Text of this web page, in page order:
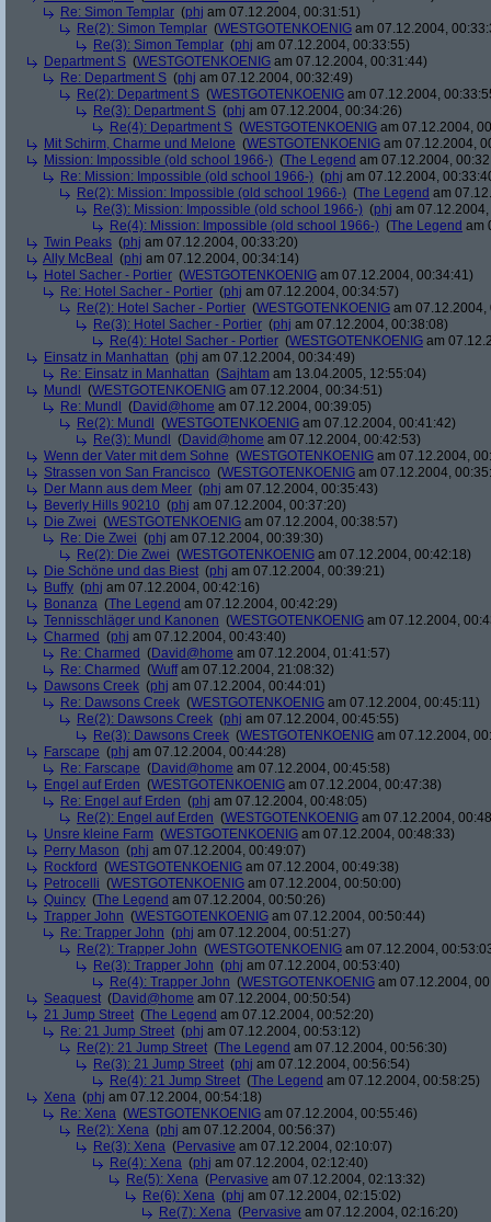
Re: Simon Templar (phj am 07.12.2004, 00:31:51)
Re(2): Simon Templar (WESTGOTENKOENIG am 07.12.2004,
Re(3): Simon Templar (phj am 07.12.2004, 00:33:55)
Department S (WESTGOTENKOENIG am 07.12.2004, 00:31:44)
Re: Department S (phj am 07.12.2004, 00:32:49)
Re(2): Department S (WESTGOTENKOENIG am 07.12.2004,
Re(3): Department S (phj am 07.12.2004, 00:34:26)
Re(4): Department S (WESTGOTENKOENIG am 07.12.2004,
Mit Schirm, Charme und Melone (WESTGOTENKOENIG am 07.12.2004,
Mission: Impossible (old school 1966-) (The Legend am 07.12.2004,
Re: Mission: Impossible (old school 1966-) (phj am 07.12.2004,
Re(2): Mission: Impossible (old school 1966-) (The Legend am
Re(3): Mission: Impossible (old school 1966-) (phj am
Re(4): Mission: Impossible (old school 1966-) (The Legend am
Twin Peaks (phj am 07.12.2004, 00:33:20)
Ally McBeal
(phj am 07.12.2004, 00:34:14)
Hotel Sacher - Portier (WESTGOTENKOENIG am 07.12.2004, 00:34:41)
Re: Hotel Sacher - Portier (phj am 07.12.2004, 00:34:57)
Re(2): Hotel Sacher - Portier (WESTGOTENKOENIG am 07.12.2004,
Re(3): Hotel Sacher - Portier (phj am 07.12.2004, 00:38:08)
Re(4): Hotel Sacher - Portier (WESTGOTENKOENIG am
Einsatz in Manhattan (phj am 07.12.2004, 00:34:49)
Re: Einsatz in Manhattan (Sajhtam am 13.04.2005, 12:55:04)
Mundl
(WESTGOTENKOENIG am 07.12.2004, 00:34:51)
Re: Mundl
(David@home am 07.12.2004, 00:39:05)
Re(2): Mundl
(WESTGOTENKOENIG am 07.12.2004, 00:41:42)
Re(3): Mundl
(David@home am 07.12.2004, 00:42:53)
Wenn der Vater mit dem Sohne (WESTGOTENKOENIG am 07.12.2004,
Strassen von San Francisco (WESTGOTENKOENIG am 07.12.2004,
Der Mann aus dem Meer (phj am 07.12.2004, 00:35:43)
Beverly Hills 90210 (phj am 07.12.2004, 00:37:20)
Die Zwei (WESTGOTENKOENIG am 07.12.2004, 00:38:57)
Re: Die Zwei (phj am 07.12.2004, 00:39:30)
Re(2): Die Zwei (WESTGOTENKOENIG am 07.12.2004, 00:42:18)
Die Schöne und das Biest (phj am 07.12.2004, 00:39:21)
Buffy (phj am 07.12.2004, 00:42:16)
Bonanza (The Legend am 07.12.2004, 00:42:29)
Tennisschläger und Kanonen (WESTGOTENKOENIG am 07.12.2004,
Charmed (phj am 07.12.2004, 00:43:40)
Re: Charmed (David@home am 07.12.2004, 01:41:57)
Re: Charmed (Wuffam 07.12.2004, 21:08:32)
Dawsons Creek (phj am 07.12.2004, 00:44:01)
Re: Dawsons Creek (WESTGOTENKOENIG am 07.12.2004, 00:45:11)
Re(2): Dawsons Creek (phj am 07.12.2004, 00:45:55)
Re(3): Dawsons Creek (WESTGOTENKOENIG am 07.12.2004,
Farscape (phj am 07.12.2004, 00:44:28)
Re: Farscape (David@home am 07.12.2004, 00:45:58)
Engel auf Erden (WESTGOTENKOENIG am 07.12.2004, 00:47:38)
Re: Engel auf Erden (phj am 07.12.2004, 00:48:05)
Re(2): Engel auf Erden (WESTGOTENKOENIG am 07.12.2004,
Unsre kleine Farm (WESTGOTENKOENIG am 07.12.2004, 00:48:33)
Perry Mason (phj am 07.12.2004, 00:49:07)
Rockford (WESTGOTENKOENIG am 07.12.2004, 00:49:38)
Petrocelli (WESTGOTENKOENIG am 07.12.2004, 00:50:00)
Quincy (The Legend am 07.12.2004, 00:50:26)
Trapper John (WESTGOTENKOENIG am 07.12.2004, 00:50:44)
Re: Trapper John (phj am 07.12.2004, 00:51:27)
Re(2): Trapper John (WESTGOTENKOENIG am 07.12.2004,
Re(3): Trapper John (phj am 07.12.2004, 00:53:40)
Re(4): Trapper John (WESTGOTENKOENIG am 07.12.2004,
Seaquest (David@home am 07.12.2004, 00:50:54)
21 Jump Street (The Legend am 07.12.2004, 00:52:20)
Re: 21 Jump Street (phj am 07.12.2004, 00:53:12)
Re(2): 21 Jump Street (The Legend am 07.12.2004, 00:56:30)
Re(3): 21 Jump Street (phj am 07.12.2004, 00:56:54)
Re(4): 21 Jump Street (The Legend am 07.12.2004, 00:58:25)
Xena (phj am 07.12.2004, 00:54:18)
Re: Xena (WESTGOTENKOENIG am 07.12.2004, 00:55:46)
Re(2): Xena (phj am 07.12.2004, 00:56:37)
Re(3): Xena (Pervasive am 07.12.2004, 02:10:07)
Re(4): Xena (phj am 07.12.2004, 02:12:40)
Re(5): Xena (Pervasive am 07.12.2004, 02:13:32)
Re(6): Xena (phj am 07.12.2004, 02:15:02)
Re(7): Xena (Pervasive am 07.12.2004, 02:16:20)